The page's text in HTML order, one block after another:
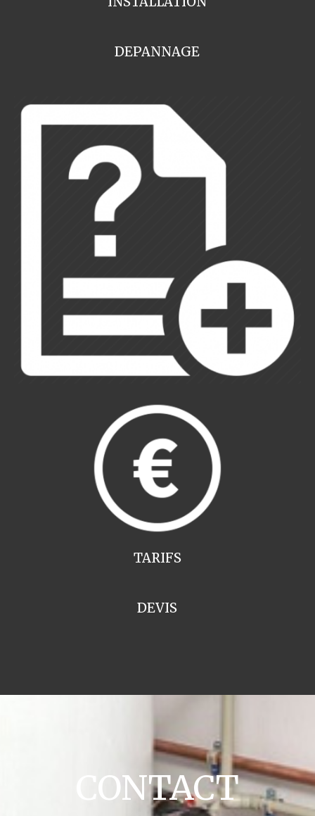
DEPANNAGE
TARIFS
DEVIS
CONTACT